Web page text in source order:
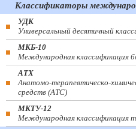
Классификаторы
УДК
Универсальный десятичный
МКБ-10
Международная классификация
АТХ
Анатомо-терапевтическо-
средств (ATC)
МКТУ-12
Международная классификация